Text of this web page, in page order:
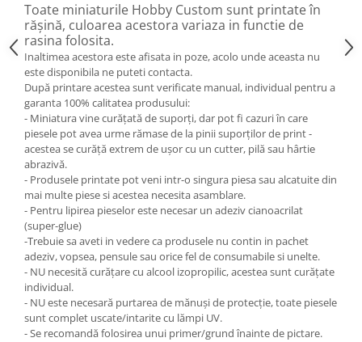
Toate miniaturile Hobby Custom sunt printate în
rășină, culoarea acestora variaza in functie de
rasina folosita.
Inaltimea acestora este afisata in poze, acolo unde aceasta nu
este disponibila ne puteti contacta.
După printare acestea sunt verificate manual, individual pentru a
garanta 100% calitatea produsului:
- Miniatura vine curățată de suporți, dar pot fi cazuri în care
piesele pot avea urme rămase de la pinii suporților de print -
acestea se curăță extrem de ușor cu un cutter, pilă sau hârtie
abrazivă.
- Produsele printate pot veni intr-o singura piesa sau alcatuite din
mai multe piese si acestea necesita asamblare.
- Pentru lipirea pieselor este necesar un adeziv cianoacrilat
(super-glue)
-Trebuie sa aveti in vedere ca produsele nu contin in pachet
adeziv, vopsea, pensule sau orice fel de consumabile si unelte.
- NU necesită curățare cu alcool izopropilic, acestea sunt curățate
individual.
- NU este necesară purtarea de mănuși de protecție, toate piesele
sunt complet uscate/intarite cu lămpi UV.
- Se recomandă folosirea unui primer/grund înainte de pictare.